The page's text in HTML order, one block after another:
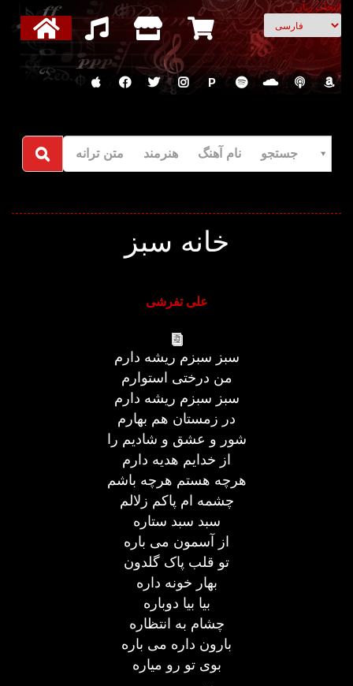
انتخاب زبان
P
جستجو نام آهنگ هنرمند متن ترانه
خانه سبز
علی تفرشی
سبز سبزم ریشه دارم
من درختی استوارم
سبز سبزم ریشه دارم
در زمستان هم بهارم
شور و عشق و شادیم را
از خدایم هدیه دارم
هرچه هستم هرچه باشم
چشمه ام پاکم زلالم
سبد سبد ستاره
از آسمون می باره
تو قلب پاک گلدون
بهار خونه داره
بیا بیا دوباره
چشام به انتظاره
بارون داره می باره
بوی تو رو میاره